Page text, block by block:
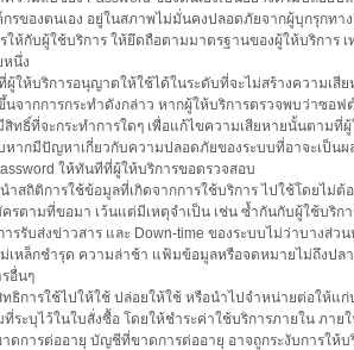
รของตนเอง อยู่ในสภาพไม่มั่นคงปลอดภัยจากผู้บุกรุกทาง
ให้กับผู้ใช้บริการ ให้ยึดถือตามมาตรฐานของผู้ให้บริการ
หนึ่ง
ให้บริการอนุญาตให้ใช้ได้ในระดับที่จะไม่สร้างความเสี
จากการกระทำดังกล่าว หากผู้ให้บริการตรวจพบว่าซอฟ
ทธิ์ที่จะกระทำการใดๆ เพื่อแก้ไขความเสียหายนั้นตามที่
หากมีปัญหาเกี่ยวกับความปลอดภัยของระบบที่อาจะเป็น
ให้ทันทีที่ผู้ให้บริการขอตรวจสอบ
ำสถิติการใช้ข้อมูลที่เกิดจากการใช้บริการ ไปใช้โดยไม่
รตามที่ขอมา เว้นแต่มีเหตุจำเป็น เช่น ซ้ำกันกับผู้ใช้บริก
รับส่งข่าวสาร และ Down-time ของระบบไม่ว่าบางส่
เหล็กชำรุด ความล่าช้า แฟ้มข้อมูลหรือจดหมายไม่ถึงป
อื่นๆ
ธิการใช้ไปให้ใช้ ปล่อยให้ใช้ หรือนำไปจำหน่ายต่อให้แ
ระบุไว้ในใบสั่งซื้อ โดยให้ชำระค่าใช้บริการภายใน ภา
การต่ออายุ บัญชีที่ขาดการต่ออายุ อาจถูกระงับการให้บ